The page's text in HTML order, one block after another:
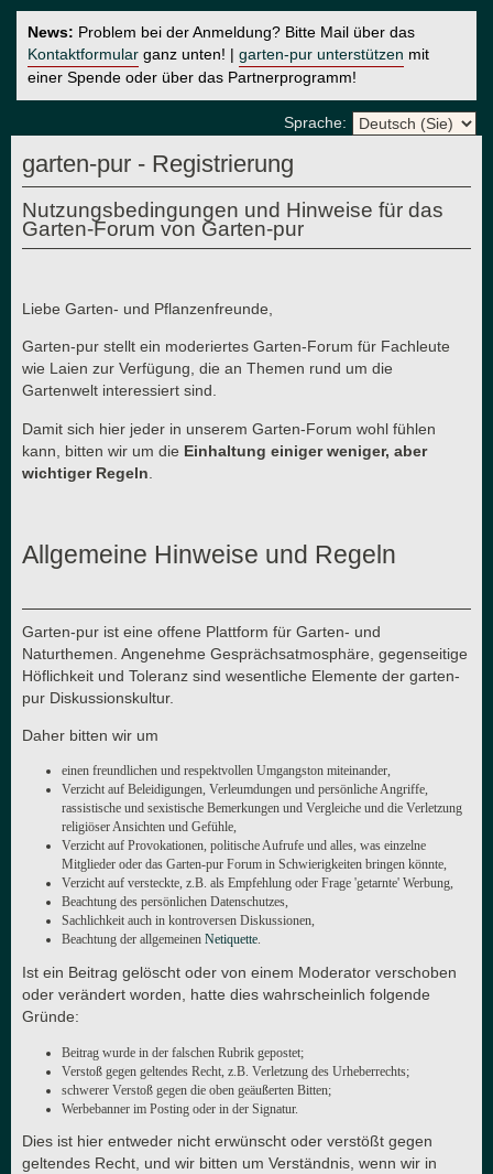
News: Problem bei der Anmeldung? Bitte Mail über das
Kontaktformular ganz unten! | garten-pur unterstützen mit
einer Spende oder über das Partnerprogramm!
Sprache:
garten-pur - Registrierung
Nutzungsbedingungen und Hinweise für das
Garten-Forum von Garten-pur
Liebe Garten- und Pflanzenfreunde,
Garten-pur stellt ein moderiertes Garten-Forum für Fachleute
wie Laien zur Verfügung, die an Themen rund um die
Gartenwelt interessiert sind.
Damit sich hier jeder in unserem Garten-Forum wohl fühlen
kann, bitten wir um die Einhaltung einiger weniger, aber
wichtiger Regeln
Allgemeine Hinweise und Regeln
Garten-pur ist eine offene Plattform für Garten- und
Naturthemen. Angenehme Gesprächsatmosphäre, gegenseitige
Höflichkeit und Toleranz sind wesentliche Elemente der garten-
pur Diskussionskultur.
Daher bitten wir um
einen freundlichen und respektvollen Umgangston miteinander,
Verzicht auf Beleidigungen, Verleumdungen und persönliche Angriffe,
rassistische und sexistische Bemerkungen und Vergleiche und die Verletzung
religiöser Ansichten und Gefühle,
Verzicht auf Provokationen, politische Aufrufe und alles, was einzelne
Mitglieder oder das Garten-pur Forum in Schwierigkeiten bringen könnte,
Verzicht auf versteckte, z.B. als Empfehlung oder Frage 'getarnte' Werbung,
Beachtung des persönlichen Datenschutzes,
Sachlichkeit auch in kontroversen Diskussionen,
Beachtung der allgemeinen Netiquette.
Ist ein Beitrag gelöscht oder von einem Moderator verschoben
oder verändert worden, hatte dies wahrscheinlich folgende
Gründe:
Beitrag wurde in der falschen Rubrik gepostet;
Verstoß gegen geltendes Recht, z.B. Verletzung des Urheberrechts;
schwerer Verstoß gegen die oben geäußerten Bitten;
Werbebanner im Posting oder in der Signatur.
Dies ist hier entweder nicht erwünscht oder verstößt gegen
geltendes Recht, und wir bitten um Verständnis, wenn wir in